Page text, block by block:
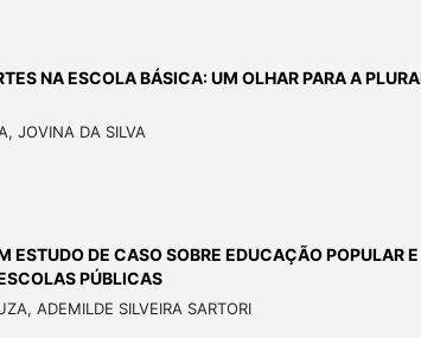
NA ESCOLA BÁSICA: UM OLHAR PARA A
JOVINA DA SILVA
DE CASO SOBRE EDUCAÇÃO POPULAR E
PÚBLICAS
ADEMILDE SILVEIRA SARTORI